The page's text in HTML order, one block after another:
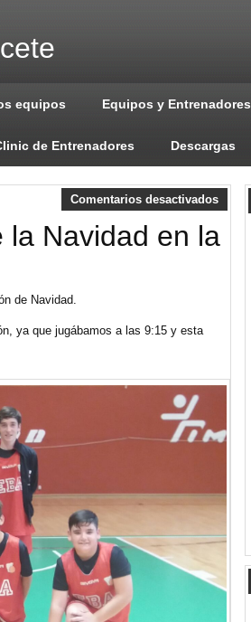
equipos Equipos y Entrenadores
de Entrenadores Descargas
Comentarios desactivados
la Navidad en la
de Navidad.
ya que jugábamos a las 9:15 y esta